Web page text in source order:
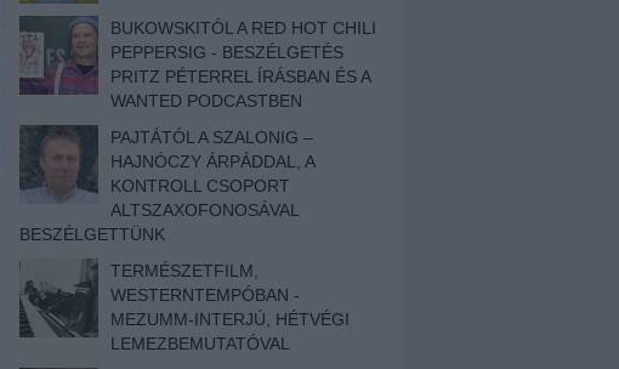
BUKOWSKITÓL A RED HOT CHILI
PEPPERSIG - BESZÉLGETÉS
PRITZ PÉTERREL ÍRÁSBAN ÉS A
WANTED PODCASTBEN
PAJTÁTÓL A SZALONIG –
HAJNÓCZY ÁRPÁDDAL, A
KONTROLL CSOPORT
ALTSZAXOFONOSÁVAL
BESZÉLGETTÜNK
TERMÉSZETFILM,
WESTERNTEMPÓBAN -
MEZUMM-INTERJÚ, HÉTVÉGI
LEMEZBEMUTATÓVAL